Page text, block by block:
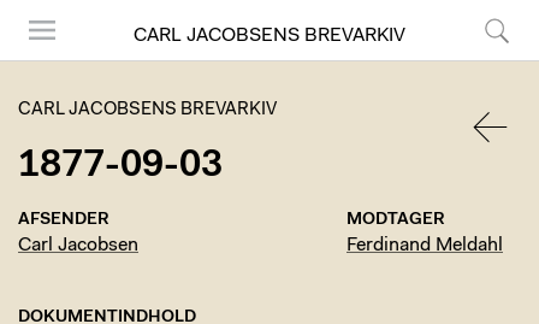
CARL JACOBSENS BREVARKIV
CARL JACOBSENS BREVARKIV
1877-09-03
AFSENDER
Carl Jacobsen
MODTAGER
Ferdinand Meldahl
DOKUMENTINDHOLD